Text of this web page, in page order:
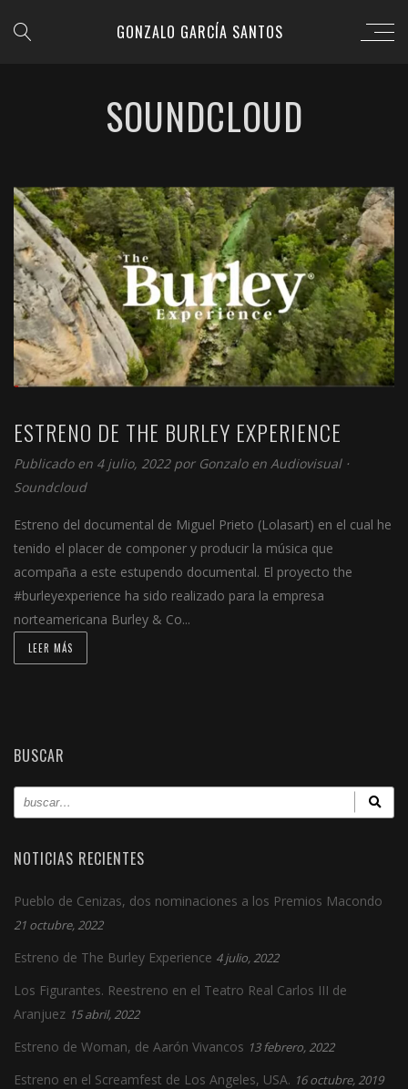
GONZALO GARCÍA SANTOS
SOUNDCLOUD
ESTRENO DE THE BURLEY EXPERIENCE
Publicado en 4 julio, 2022 por Gonzalo en Audiovisual⋅
Soundcloud
Estreno del documental de Miguel Prieto (Lolasart) en el cual he
tenido el placer de componer y producir la música que
acompaña a este estupendo documental. El proyecto the
#burleyexperience ha sido realizado para la empresa
norteamericana Burley & Co...
LEER MÁS
BUSCAR
NOTICIAS RECIENTES
Pueblo de Cenizas, dos nominaciones a los Premios Macondo
21 octubre, 2022
Estreno de The Burley Experience 4 julio, 2022
Los Figurantes. Reestreno en el Teatro Real Carlos III de
Aranjuez 15 abril, 2022
Estreno de Woman, de Aarón Vivancos 13 febrero, 2022
Estreno en el Screamfest de Los Angeles, USA. 16 octubre, 2019